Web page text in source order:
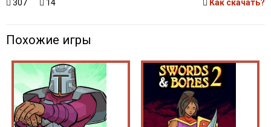
307 14 Как скачать?
Похожие игры